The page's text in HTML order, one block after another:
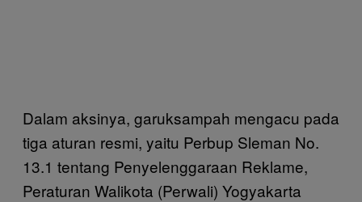
Dalam aksinya, garuksampah mengacu pada
tiga aturan resmi, yaitu Perbup Sleman No.
13.1 tentang Penyelenggaraan Reklame,
Peraturan Walikota (Perwali) Yogyakarta